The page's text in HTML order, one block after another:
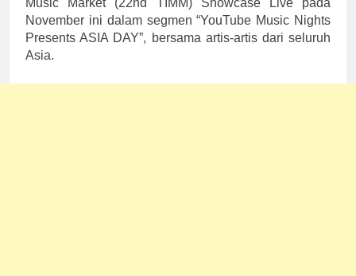
November ini dalam segmen “YouTube Music Nights
Presents ASIA DAY”, bersama artis-artis dari seluruh
Asia.